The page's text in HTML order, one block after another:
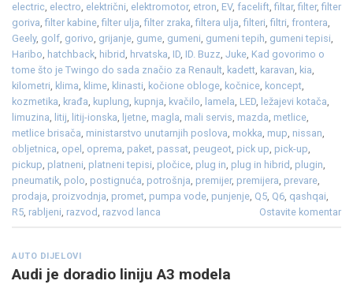
electric, electro, električni, elektromotor, etron, EV, facelift,filtar,filter,filter
goriva,filter kabine,filter ulja,filter zraka,filtera ulja,filteri,filtri, frontera,
Geely, golf, gorivo, grijanje, gume, gumeni, gumeni tepih, gumeni tepisi,
Haribo, hatchback, hibrid, hrvatska, ID, ID. Buzz, Juke, Kad govorimo o
tome što je Twingo do sada značio za Renault, kadett, karavan, kia,
kilometri, klima, klime, klinasti, kočione obloge, kočnice, koncept,
kozmetika, krađa, kuplung, kupnja, kvačilo, lamela, LED, ležajevi kotača,
limuzina, litij, litij-ionska, ljetne, magla, mali servis, mazda, metlice,
metlice brisača, ministarstvo unutarnjih poslova, mokka, mup, nissan,
obljetnica, opel , oprema, paket, passat, peugeot, pick up, pick-up,
pickup, platneni, platneni tepisi, pločice, plug in, plug in hibrid, plugin,
pneumatik, polo, postignuća, potrošnja, premijer, premijera, prevare,
prodaja, proizvodnja, promet, pumpa vode, punjenje, Q5, Q6, qashqai,
R5, rabljeni, razvod, razvod lanca Ostavite komentar
AUTO DIJELOVI
Audi je doradio liniju A3 modela